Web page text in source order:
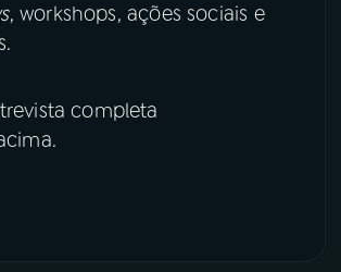
, workshops, ações sociais e
completa